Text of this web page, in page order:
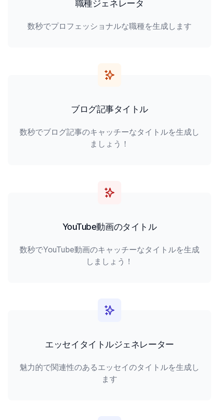
職種ジェネレータ
数秒でプロフェッショナルな職種を生成します
ブログ記事タイトル
数秒でブログ記事のキャッチーなタイトルを生成し
ましょう！
YouTube動画のタイトル
数秒でYouTube動画のキャッチーなタイトルを生成
しましょう！
エッセイタイトルジェネレーター
魅力的で関連性のあるエッセイのタイトルを生成し
ます